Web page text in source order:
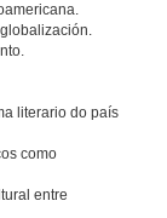
literario do país
como
entre